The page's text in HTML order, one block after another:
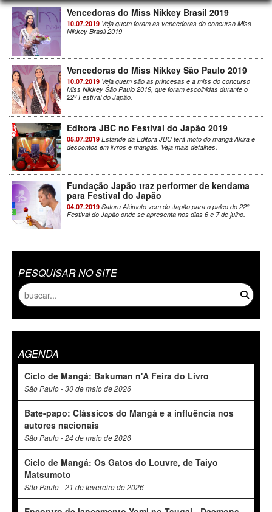
Vencedoras do Miss Nikkey Brasil 2019
10.07.2019 Veja quem foram as vencedoras do concurso Miss
Nikkey Brasil 2019
Vencedoras do Miss Nikkey São Paulo 2019
10.07.2019 Veja quem são as princesas e a miss do concurso
Miss Nikkey São Paulo 2019, que foram escolhidas durante o
22º Festival do Japão.
Editora JBC no Festival do Japão 2019
05.07.2019 Estande da Editora JBC terá moto do mangá Akira e
descontos em livros e mangás. Veja mais detalhes.
Fundação Japão traz performer de kendama
para Festival do Japão
04.07.2019 Satoru Akimoto vem do Japão para o palco do 22º
Festival do Japão onde se apresenta nos dias 6 e 7 de julho.
PESQUISAR NO SITE
AGENDA
Ciclo de Mangá: Bakuman n'A Feira do Livro
São Paulo - 30 de maio de 2026
Bate-papo: Clássicos do Mangá e a influência nos
autores nacionais
São Paulo - 24 de maio de 2026
Ciclo de Mangá: Os Gatos do Louvre, de Taiyo
Matsumoto
São Paulo - 21 de fevereiro de 2026